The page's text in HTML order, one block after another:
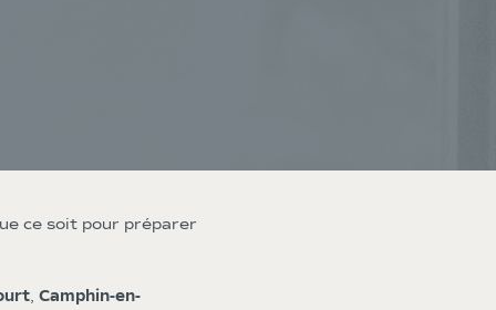
ce soit pour préparer
, Camphin-en-